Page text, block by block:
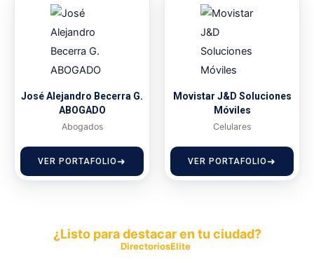
José Alejandro Becerra G.
ABOGADO
Abogados
VER PORTAFOLIO
Movistar J&D Soluciones
Móviles
Celulares
VER PORTAFOLIO
¿Listo para destacar en tu ciudad?
DirectoriosElite